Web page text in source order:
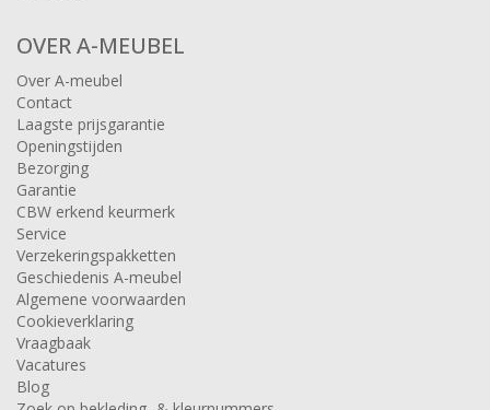
OVER A-MEUBEL
Over A-meubel
Contact
Laagste prijsgarantie
Openingstijden
Bezorging
Garantie
CBW erkend keurmerk
Service
Verzekeringspakketten
Geschiedenis A-meubel
Algemene voorwaarden
Cookieverklaring
Vraagbaak
Vacatures
Blog